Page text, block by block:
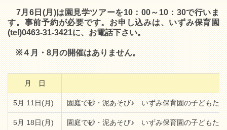
7月6日(月)は園見学ツアーを10：00～10：30で行いま
す。事前予約が必要です。お申し込みは、いずみ保育園
(tel)0463-31-3421に、お電話下さい。
※４月・8月の開催はありません。
月 日
5月 11日(月) 園庭で砂・泥あそび♪ いずみ保育園の子どもた
5月 18日(月) 園庭で砂・泥あそび♪ いずみ保育園の子どもた